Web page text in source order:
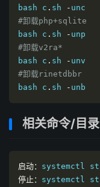
bash c . sh -
#卸载php+sqlite
bash c . sh -
#卸载v2ra*
bash c . sh -
#卸载rinetdbbr
bash c . sh - unb
相关命令/目录
启动：
停止：